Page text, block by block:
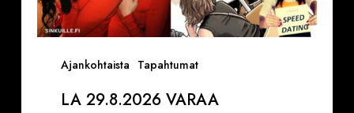
Ajankohtaista Tapahtumat
LA 29.8.2026 VARAA